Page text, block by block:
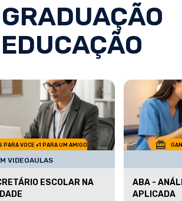
PARA VOCE +1 PARA UM AMIGO
VIDEOAULAS
ESCOLAR NA
ABA -
APLICADA